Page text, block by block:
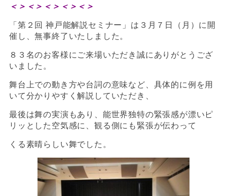
＜＞ ＜＞＜＞＜＞＜＞
「第２回 神戸能解説セミナー」は３月７日（月）に開
催し、無事終了いたしました。
８３名のお客様にご来場いただき誠にありがとうござ
いました。
舞台上での動き方や台詞の意味など、具体的に例を用
いて分かりやすく解説していただき、
最後は舞の実演もあり、能世界独特の緊張感が漂いピ
リッとした空気感に、観る側にも緊張が伝わって
くる素晴らしい舞でした。